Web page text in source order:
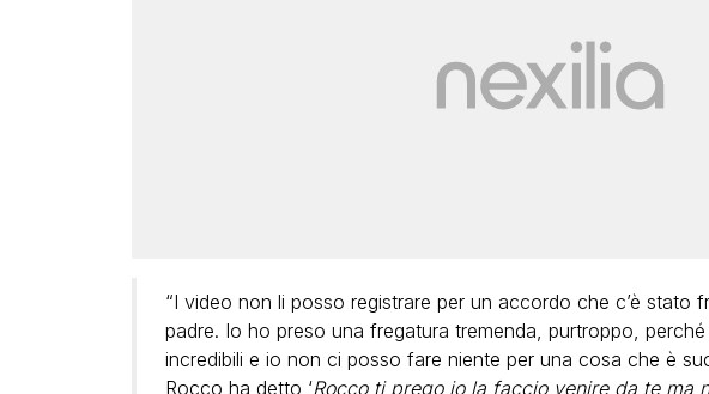
“I video non li posso registrare per un accordo che c’è stato
padre. Io ho preso una fregatura tremenda, purtroppo,
incredibili e io non ci posso fare niente per una cosa che è
Rocco ha detto ‘Rocco ti prego io la faccio venire da te ma